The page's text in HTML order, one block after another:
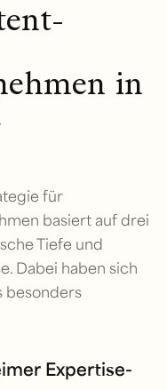
in
für
basiert auf drei
Tiefe und
Dabei haben sich
besonders
Expertise-